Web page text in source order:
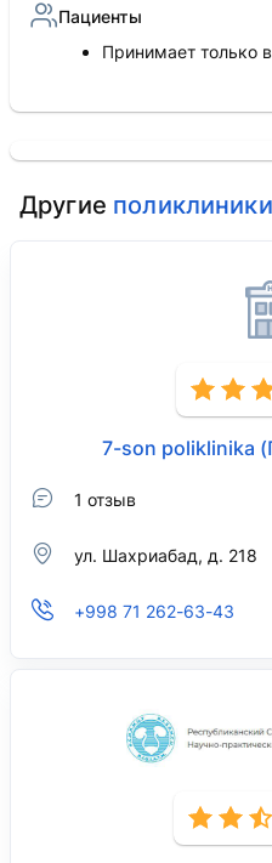
Пациенты
Принимает только
Другие
7-son poliklinika
1 отзыв
ул. Шахриабад, д. 218
+998 71 262-63-43